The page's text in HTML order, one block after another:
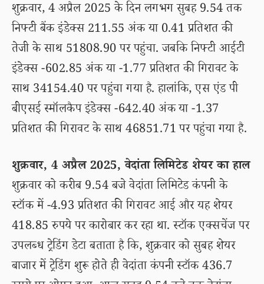
शुक्रवार, 4 अप्रैल 2025 के दिन लगभग सुबह 9.54 तक
निफ्टी बैंक इंडेक्स 211.55 अंक या 0.41 प्रतिशत की
तेजी के साथ 51808.90 पर पहुंचा. जबकि निफ्टी आईटी
इंडेक्स -602.85 अंक या -1.77 प्रतिशत की गिरावट के
साथ 34154.40 पर पहुंचा गया है. हालांकि, एस एंड पी
बीएसई स्मॉलकैप इंडेक्स -642.40 अंक या -1.37
प्रतिशत की गिरावट के साथ 46851.71 पर पहुंचा गया है.
शुक्रवार, 4 अप्रैल 2025, वेदांता लिमिटेड शेयर का हाल
शुक्रवार को करीब 9.54 बजे वेदांता लिमिटेड कंपनी के
स्टॉक में -4.93 प्रतिशत की गिरावट आई और यह शेयर
418.85 रुपये पर कारोबार कर रहा था. स्टॉक एक्सचेंज पर
उपलब्ध ट्रेडिंग डेटा बताता है कि, शुक्रवार को सुबह शेयर
बाजार में ट्रेडिंग शुरू होते ही वेदांता कंपनी स्टॉक 436.7